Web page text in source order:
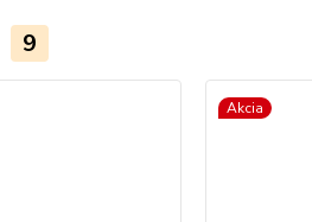
9
Akcia